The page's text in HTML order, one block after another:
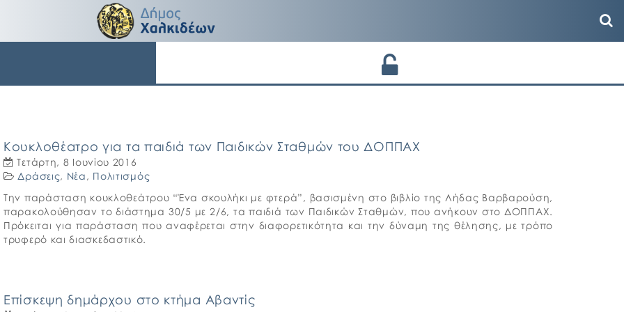
Κουκλοθέατρο για τα παιδιά των Παιδικών Σταθμών του ΔΟΠΠΑΧ
Τετάρτη, 8 Ιουνίου 2016
Δράσεις, Νέα , Πολιτισμός
Την παράσταση κουκλοθεάτρου “Ένα σκουλήκι με φτερά”, βασισμένη στο βιβλίο της Λήδας Βαρβαρούση,
παρακολούθησαν το διάστημα 30/5 με 2/6, τα παιδιά των Παιδικών Σταθμών, που ανήκουν στο ΔΟΠΠΑΧ.
Πρόκειται για παράσταση που αναφέρεται στην διαφορετικότητα και την δύναμη της θέλησης, με τρόπο
τρυφερό και διασκεδαστικό.
Επίσκεψη δημάρχου στο κτήμα Αβαντίς